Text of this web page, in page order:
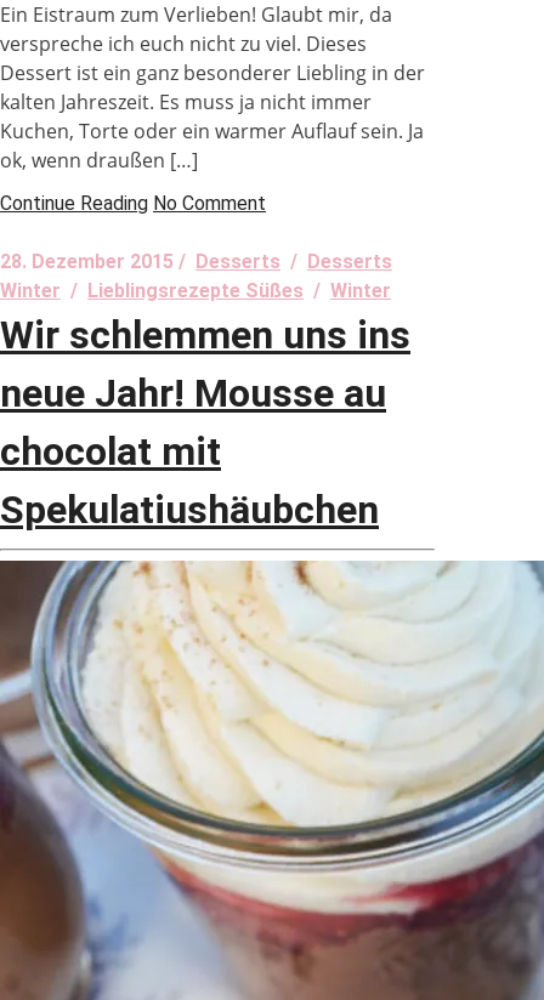
Ein Eistraum zum Verlieben! Glaubt mir, da
verspreche ich euch nicht zu viel. Dieses
Dessert ist ein ganz besonderer Liebling in der
kalten Jahreszeit. Es muss ja nicht immer
Kuchen, Torte oder ein warmer Auflauf sein. Ja
ok, wenn draußen […]
Continue Reading No Comment
28. Dezember 2015 / Desserts / Desserts
Winter / Lieblingsrezepte Süßes / Winter
Wir schlemmen uns ins
neue Jahr! Mousse au
chocolat mit
Spekulatiushäubchen